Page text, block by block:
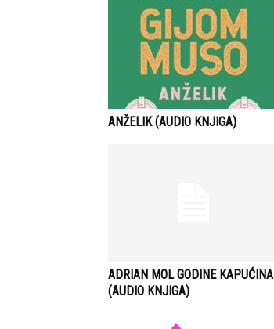
ANŽELIK (AUDIO KNJIGA)
ADRIAN MOL GODINE KAPUĆINA
(AUDIO KNJIGA)